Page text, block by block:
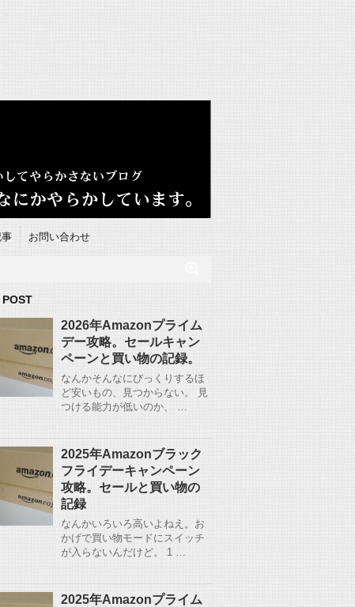
お問い合わせ
POST
2026年Amazonプライム
デー攻略。セールキャン
ペーンと買い物の記録。
なんかそんなにびっくりするほ
ど安いもの、見つからない。 見
つける能力が低いのか、 …
2025年Amazonブラック
フライデーキャンペーン
攻略。セールと買い物の
記録
なんかいろいろ高いよねえ。お
かげで買い物モードにスイッチ
が入らないんだけど。 1 …
2025年Amazonプライム